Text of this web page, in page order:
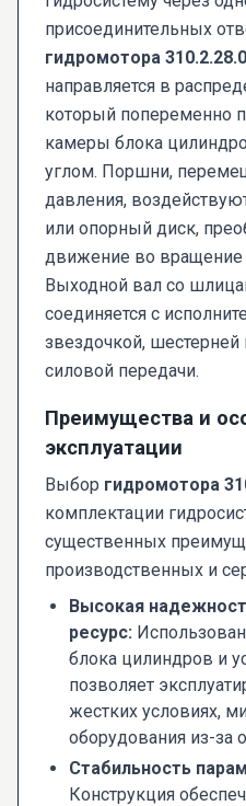
присоединительных
гидромотора
направляется в
который попеременно
камеры блока
углом. Поршни,
давления,
или опорный диск,
движение во вращение
Выходной вал со
соединяется с
звездочкой,
силовой передачи.
Преимущества и
эксплуатации
Выбор гидромотора
комплектации
существенных
производственных и
Высокая
ресурс:
блока цилиндров и
позволяет
жестких условиях,
оборудования из-за
Стабильность
Конструкция